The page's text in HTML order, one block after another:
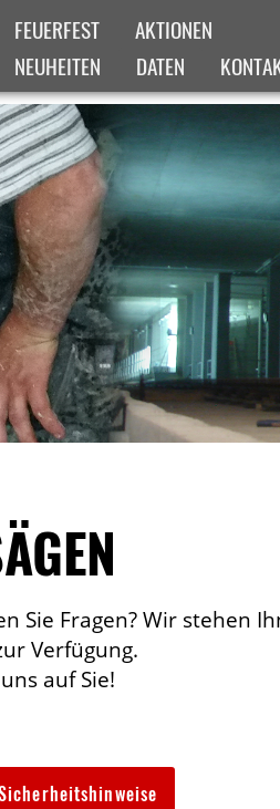
FEUERFEST
AKTIONEN
NEUHEITEN
DATEN
Sie Fragen? Wir stehen
Verfügung.
auf Sie!